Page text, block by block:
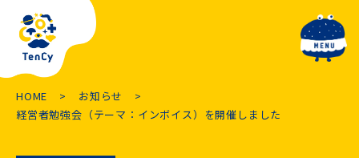
toggle
HOME
お知らせ
経営者勉強会（テーマ：インボイス）を開催しました